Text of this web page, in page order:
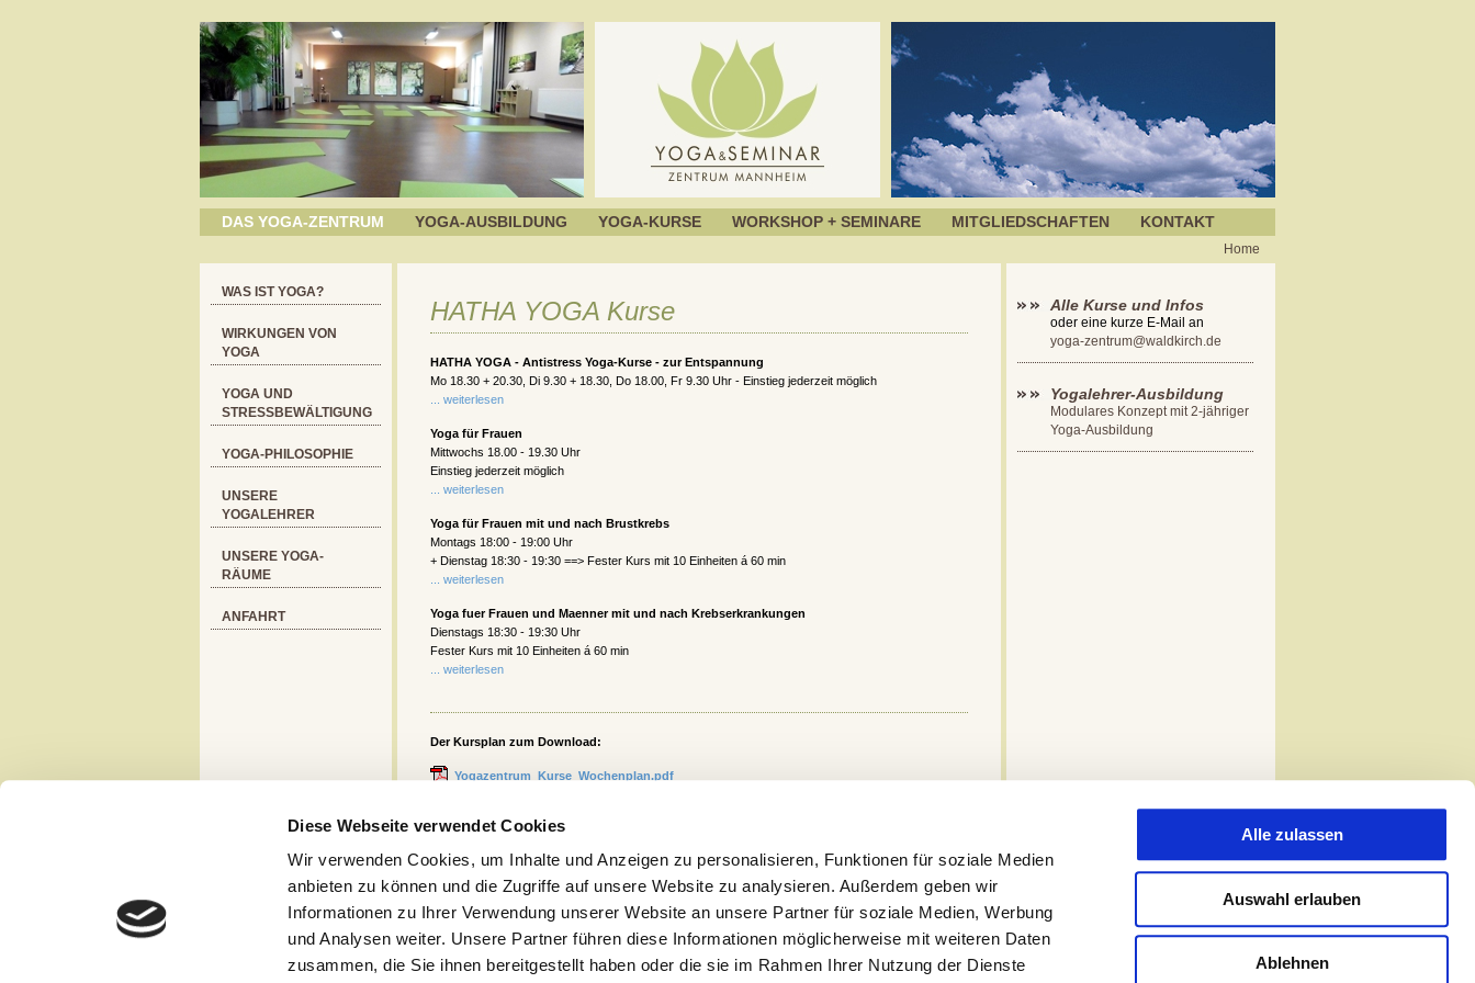
Diese Webseite verwendet Cookies
Wir verwenden Cookies, um Inhalte und Anzeigen zu personalisieren, Funktionen für soziale Medien
anbieten zu können und die Zugriffe auf unsere Website zu analysieren. Außerdem geben wir
Informationen zu Ihrer Verwendung unserer Website an unsere Partner für soziale Medien, Werbung
und Analysen weiter. Unsere Partner führen diese Informationen möglicherweise mit weiteren Daten
zusammen, die Sie ihnen bereitgestellt haben oder die sie im Rahmen Ihrer Nutzung der Dienste
Alle zulassen
Auswahl erlauben
Ablehnen
DAS YOGA-ZENTRUM YOGA-AUSBILDUNG YOGA-KURSE WORKSHOP + SEMINARE MITGLIEDSCHAFTEN KONTAKT
Home
WAS IST YOGA?
WIRKUNGEN VON
YOGA
YOGA UND
STRESSBEWÄLTIGUNG
YOGA-PHILOSOPHIE
UNSERE
YOGALEHRER
UNSERE YOGA-
RÄUME
ANFAHRT
HATHA YOGA Kurse
HATHA YOGA - Antistress Yoga-Kurse - zur Entspannung
Mo 18.30 + 20.30, Di 9.30 + 18.30, Do 18.00, Fr 9.30 Uhr - Einstieg jederzeit möglich
... weiterlesen
Yoga für Frauen
Mittwochs 18.00 - 19.30 Uhr
Einstieg jederzeit möglich
... weiterlesen
Yoga für Frauen mit und nach Brustkrebs
Montags 18:00 - 19:00 Uhr
+ Dienstag 18:30 - 19:30 ==> Fester Kurs mit 10 Einheiten á 60 min
... weiterlesen
Yoga fuer Frauen und Maenner mit und nach Krebserkrankungen
Dienstags 18:30 - 19:30 Uhr
Fester Kurs mit 10 Einheiten á 60 min
... weiterlesen
Der Kursplan zum Download:
Yogazentrum_Kurse_Wochenplan.pdf
Kurse sind auch vor Kursbeginn
Alle Kurse und Infos
oder eine kurze E-Mail an
yoga-zentrum@waldkirch.de
Yogalehrer-Ausbildung
Modulares Konzept mit 2-jähriger
Yoga-Ausbildung